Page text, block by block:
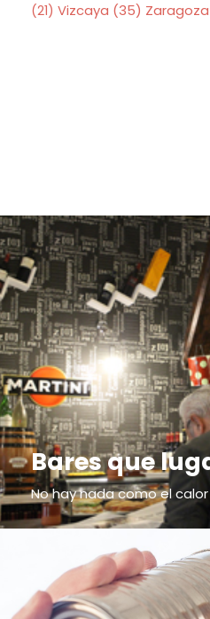
(21) Vizcaya (35) Zaragoza
Bares que
No hay nada como el